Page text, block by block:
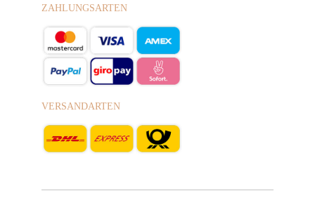
ZAHLUNGSARTEN
VERSANDARTEN